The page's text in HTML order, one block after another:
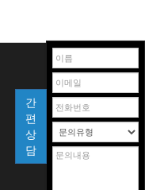
간
편
상
담